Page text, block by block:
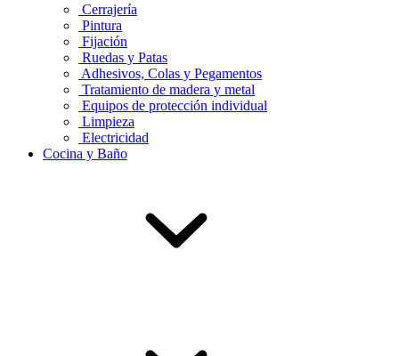
Cerrajería
Pintura
Fijación
Ruedas y Patas
Adhesivos, Colas y Pegamentos
Tratamiento de madera y metal
Equipos de protección individual
Limpieza
Electricidad
Cocina y Baño